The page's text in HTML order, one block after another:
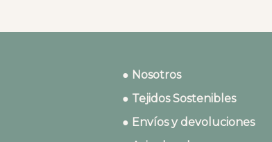
● Nosotros
● Tejidos Sostenibles
● Envíos y devoluciones